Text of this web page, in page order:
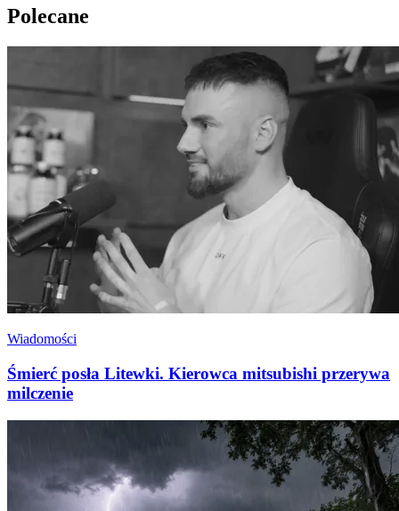
Polecane
Wiadomości
Śmierć posła Litewki. Kierowca mitsubishi przerywa
milczenie